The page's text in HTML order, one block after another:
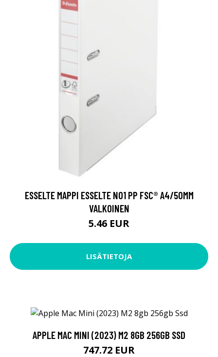
ESSELTE MAPPI ESSELTE NO1 PP FSC® A4/50MM
VALKOINEN
5.46 EUR
LISÄTIETOJA
APPLE MAC MINI (2023) M2 8GB 256GB SSD
747.72 EUR